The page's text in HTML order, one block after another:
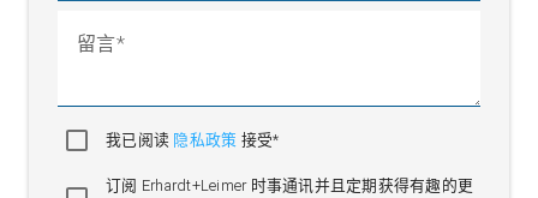
留言
我已阅读 隐私政策 接受*
订阅 Erhardt+Leimer 时事通讯并且定期获得有趣的更